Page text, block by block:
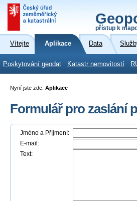
přístup k
Vítejte Aplikace Data
Poskytování geodat Katastr nemovitostí
Nyní jste zde: Aplikace
Formulář pro zaslání
Jméno a Příjmení:
E-mail:
Text: